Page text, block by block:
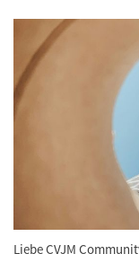
Liebe CVJM